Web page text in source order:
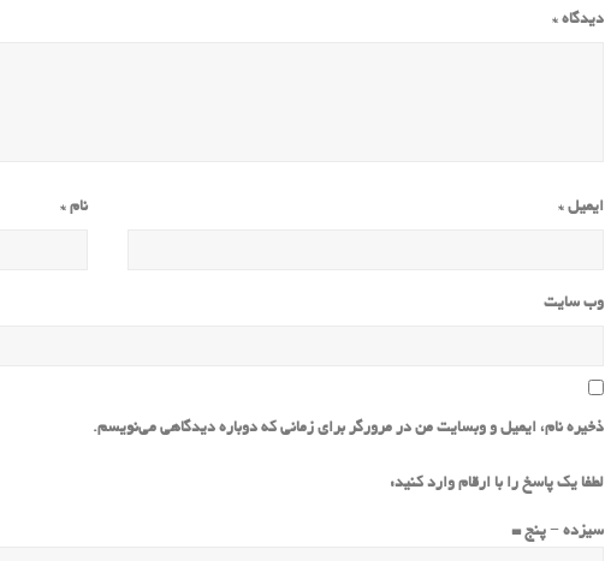
دیدگاه*
نام * ایمیل*
وب‌ سایت
ذخیره نام، ایمیل و وبسایت من در مرورگر برای زمانی که دوباره دیدگاهی می‌نویسم.
لطفا یک پاسخ را با ارقام وارد کنید:
سیزده − پنج =